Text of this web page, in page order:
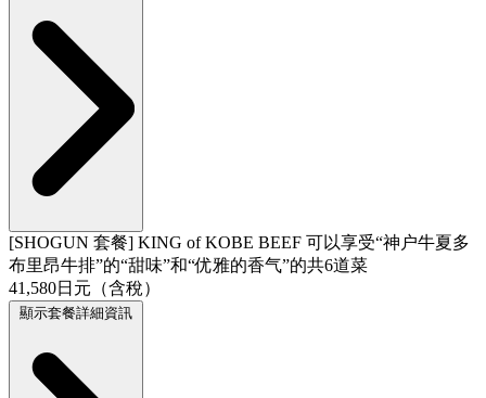
[SHOGUN 套餐] KING of KOBE BEEF 可以享受“神户牛夏多
布里昂牛排”的“甜味”和“优雅的香气”的共6道菜
41,580日元（含稅）